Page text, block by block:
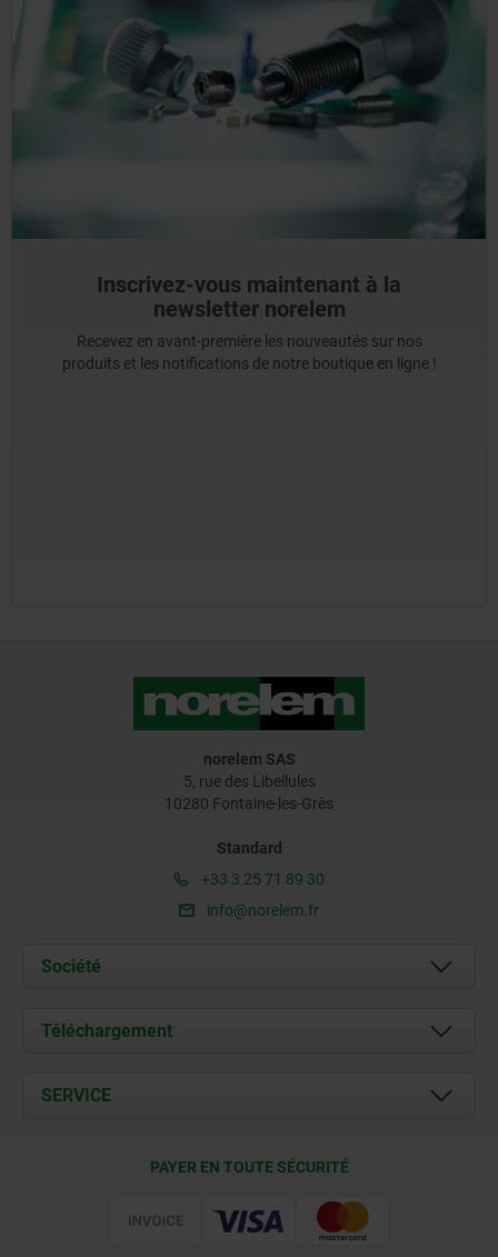
Inscrivez-vous maintenant à la
newsletter norelem
Recevez en avant-première les nouveautés sur nos
produits et les notifications de notre boutique en ligne !
norelem SAS
5, rue des Libellules
10280 Fontaine-les-Grès
Standard
+33 3 25 71 89 30
info@norelem.fr
Société
À propos de nous
Contact
Téléchargement
Documents
SERVICE
PAYER EN TOUTE SÉCURITÉ